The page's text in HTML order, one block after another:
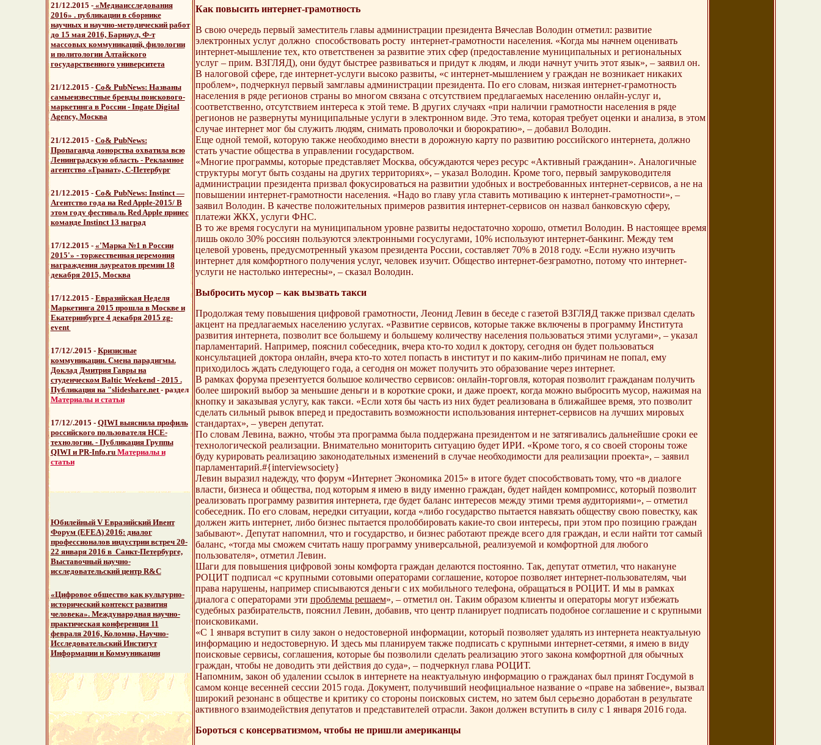
21/12.2015 -«Медиаисследования
2016» . публикации в сборнике
научных и научно-методический работ
до 15 мая 2016, Барнаул, Ф-т
массовых коммуникаций, филологии
и политологии Алтайского
государственного университета
21/12.2015 - Со& PubNews: Названы
самыеизвестные бренды поискового-
маркетинга в России - Ingate Digital
Agency, Москва
21/12.2015 - Со& PubNews:
Пропаганда донорства охватила всю
Ленинградскую область- Рекламное
агентство «Гранат», С-Петербург
21/12.2015 - Со& PubNews: Instinct —
Агентство года на Red Apple-2015/ В
этом году фестиваль Red Apple принес
команде Instinct 13 наград
17/12.2015 - «'Марка №1 в России
2015'» - торжественная церемония
награждения лауреатов премии 18
декабря 2015, Москва
17/12.2015 - Евразийская Неделя
Маркетинга 2015 прошла в Москве и
Екатеринбурге 4 декабря 2015 zg-
event
17/12/.2015 - Кризисные
коммуникации. Смена парадигмы.
Доклад Дмитрия Гавры на
студенческом Baltic Weekend - 2015 .
Публикация на "slideshare.net- раздел
Материалы и статьи
17/12/.2015 - QIWI выяснила профиль
российского пользователя HCE-
технологии. - Публикация Группы
QIWI и PR-Info.ru Материалы и
статьи
Юбилейный V Евразийский Ивент
Форум (EFEA) 2016: диалог
профессионалов индустрии встреч 20-
22 января 2016 в Санкт-Петербурге,
Выставочный научно-
исследовательский центр R&C
«Цифровое общество как культурно-
исторический контекст развития
человека». Международная научно-
практическая конференция 11
февраля 2016, Коломна, Научно-
Исследовательский Институт
Информации и Коммуникации
Как повысить интернет-грамотность
В свою очередь первый заместитель главы администрации президента Вячеслав Володин отметил: развитие
электронных услуг должно способствовать росту интернет-грамотности населения. «Когда мы начнем оценивать
интернет-мышление тех, кто ответственен за развитие этих сфер (предоставление муниципальных и региональных
услуг – прим. ВЗГЛЯД), они будут быстрее развиваться и придут к людям, и люди начнут учить этот язык», – заявил он.
В налоговой сфере, где интернет-услуги высоко развиты, «с интернет-мышлением у граждан не возникает никаких
проблем», подчеркнул первый замглавы администрации президента. По его словам, низкая интернет-грамотность
населения в ряде регионов страны во многом связана с отсутствием предлагаемых населению онлайн-услуг и,
соответственно, отсутствием интереса к этой теме. В других случаях «при наличии грамотности населения в ряде
регионов не развернуты муниципальные услуги в электронном виде. Это тема, которая требует оценки и анализа, в этом
случае интернет мог бы служить людям, снимать проволочки и бюрократию», – добавил Володин.
Еще одной темой, которую также необходимо внести в дорожную карту по развитию российского интернета, должно
стать участие общества в управлении государством.
«Многие программы, которые представляет Москва, обсуждаются через ресурс «Активный гражданин». Аналогичные
структуры могут быть созданы на других территориях», – указал Володин. Кроме того, первый замруководителя
администрации президента призвал фокусироваться на развитии удобных и востребованных интернет-сервисов, а не на
повышении интернет-грамотности населения. «Надо во главу угла ставить мотивацию к интернет-грамотности», –
заявил Володин. В качестве положительных примеров развития интернет-сервисов он назвал банковскую сферу,
платежи ЖКХ, услуги ФНС.
В то же время госуслуги на муниципальном уровне развиты недостаточно хорошо, отметил Володин. В настоящее время
лишь около 30% россиян пользуются электронными госуслугами, 10% используют интернет-банкинг. Между тем
целевой уровень, предусмотренный указом президента России, составляет 70% в 2018 году. «Если нужно изучить
интернет для комфортного получения услуг, человек изучит. Общество интернет-безграмотно, потому что интернет-
услуги не настолько интересны», – сказал Володин.
Выбросить мусор – как вызвать такси
Продолжая тему повышения цифровой грамотности, Леонид Левин в беседе с газетой ВЗГЛЯД также призвал сделать
акцент на предлагаемых населению услугах. «Развитие сервисов, которые также включены в программу Института
развития интернета, позволит все большему и большему количеству населения пользоваться этими услугами», – указал
парламентарий. Например, пояснил собеседник, вчера кто-то ходил к доктору, сегодня он будет пользоваться
консультацией доктора онлайн, вчера кто-то хотел попасть в институт и по каким-либо причинам не попал, ему
приходилось ждать следующего года, а сегодня он может получить это образование через интернет.
В рамках форума презентуется большое количество сервисов: онлайн-торговля, которая позволит гражданам получить
более широкий выбор за меньшие деньги и в короткие сроки, и даже проект, когда можно выбросить мусор, нажимая на
кнопку и заказывая услугу, как такси. «Если хотя бы часть из них будет реализована в ближайшее время, это позволит
сделать сильный рывок вперед и предоставить возможности использования интернет-сервисов на лучших мировых
стандартах», – уверен депутат.
По словам Левина, важно, чтобы эта программа была поддержана президентом и не затягивались дальнейшие сроки ее
технологической реализации. Внимательно мониторить ситуацию будет ИРИ. «Кроме того, я со своей стороны тоже
буду курировать реализацию законодательных изменений в случае необходимости для реализации проекта», – заявил
парламентарий.#{interviewsociety}
Левин выразил надежду, что форум «Интернет Экономика 2015» в итоге будет способствовать тому, что «в диалоге
власти, бизнеса и общества, под которым я имею в виду именно граждан, будет найден компромисс, который позволит
реализовать программу развития интернета, где будет баланс интересов между этими тремя аудиториями», – отметил
собеседник. По его словам, нередки ситуации, когда «либо государство пытается навязать обществу свою повестку, как
должен жить интернет, либо бизнес пытается пролоббировать какие-то свои интересы, при этом про позицию граждан
забывают». Депутат напомнил, что и государство, и бизнес работают прежде всего для граждан, и если найти тот самый
баланс, «тогда мы сможем считать нашу программу универсальной, реализуемой и комфортной для любого
пользователя», отметил Левин.
Шаги для повышения цифровой зоны комфорта граждан делаются постоянно. Так, депутат отметил, что накануне
РОЦИТ подписал «с крупными сотовыми операторами соглашение, которое позволяет интернет-пользователям, чьи
права нарушены, например списываются деньги с их мобильного телефона, обращаться в РОЦИТ. И мы в рамках
диалога с операторами эти проблемы решаем», – отметил он. Таким образом клиенты и операторы могут избежать
судебных разбирательств, пояснил Левин, добавив, что центр планирует подписать подобное соглашение и с крупными
поисковиками.
«С 1 января вступит в силу закон о недостоверной информации, который позволяет удалять из интернета неактуальную
информацию и недостоверную. И здесь мы планируем также подписать с крупными интернет-сетями, я имею в виду
поисковые сервисы, соглашения, которые бы позволили сделать реализацию этого закона комфортной для обычных
граждан, чтобы не доводить эти действия до суда», – подчеркнул глава РОЦИТ.
Напомним, закон об удалении ссылок в интернете на неактуальную информацию о гражданах был принят Госдумой в
самом конце весенней сессии 2015 года. Документ, получивший неофициальное название о «праве на забвение», вызвал
широкий резонанс в обществе и критику со стороны поисковых систем, но затем был серьезно доработан в результате
активного взаимодействия депутатов и представителей отрасли. Закон должен вступить в силу с 1 января 2016 года.
Бороться с консерватизмом, чтобы не пришли американцы